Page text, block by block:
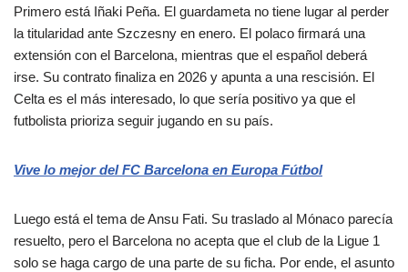
Primero está Iñaki Peña. El guardameta no tiene lugar al perder
la titularidad ante Szczesny en enero. El polaco firmará una
extensión con el Barcelona, mientras que el español deberá
irse. Su contrato finaliza en 2026 y apunta a una rescisión. El
Celta es el más interesado, lo que sería positivo ya que el
futbolista prioriza seguir jugando en su país.
Vive lo mejor del FC Barcelona en Europa Fútbol
Luego está el tema de Ansu Fati. Su traslado al Mónaco parecía
resuelto, pero el Barcelona no acepta que el club de la Ligue 1
solo se haga cargo de una parte de su ficha. Por ende, el asunto